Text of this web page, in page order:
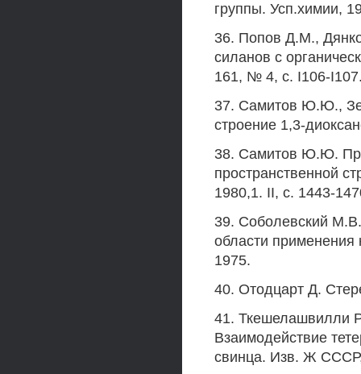
группы. Усп.химии,
36. Попов Д.М.,
силанов с
161, № 4, с. I106-
37. Самитов Ю.Ю.,
строение 1,3-
38. Самитов Ю.Ю.
пространственной
1980,1. II, с. 1443-
39. Соболевский
области применения
1975.
40. Отодцарт Д.
41. Ткешелашвилли
Взаимодействие
свинца. Изв. Ж